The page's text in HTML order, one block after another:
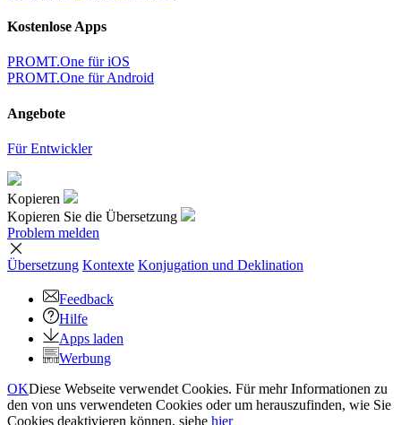
Kostenlose Apps
PROMT.One für iOS
PROMT.One für Android
Angebote
Für Entwickler
Kopieren
Kopieren Sie die Übersetzung
Problem melden
Übersetzung Kontexte Konjugation und Deklination
Feedback
Hilfe
Apps laden
Werbung
OKDiese Webseite verwendet Cookies. Für mehr Informationen zu
den von uns verwendeten Cookies oder um herauszufinden, wie Sie
Cookies deaktivieren können, siehe hier